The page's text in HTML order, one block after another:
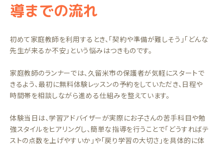
導までの流れ
初めて家庭教師を利用するとき、「契約や準備が難しそう」「どんな
先生が来るか不安」という悩みはつきものです。
家庭教師のランナーでは、久留米市の保護者が気軽にスタートで
きるよう、最初に無料体験レッスンの予約をしていただき、日程や
時間帯を相談しながら進める仕組みを整えています。
体験当日は、学習アドバイザーが実際にお子さんの苦手科目や勉
強スタイルをヒアリングし、簡単な指導を行うことで「どうすればテ
ストの点数を上げやすいか」や「戻り学習の大切さ」を具体的に体